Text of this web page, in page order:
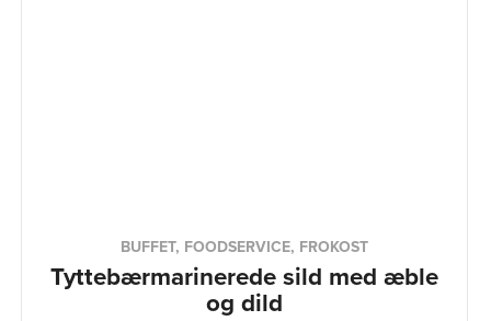
BUFFET, FOODSERVICE, FROKOST
Tyttebærmarinerede sild med æble
og dild